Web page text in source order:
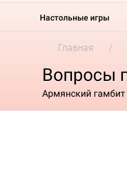
Настольные игры
Главная
Вопросы
Армянский гамбит